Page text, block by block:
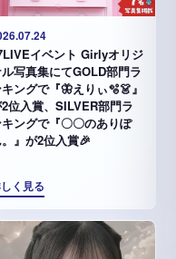
イベント Girlyオリジ
写真集にてGOLD部門ラ
ングで『🦋えりぃ🫧👗』
位入賞、SILVER部門ラ
ングで『〇〇のありぽ
』が2位入賞🎉
く見る